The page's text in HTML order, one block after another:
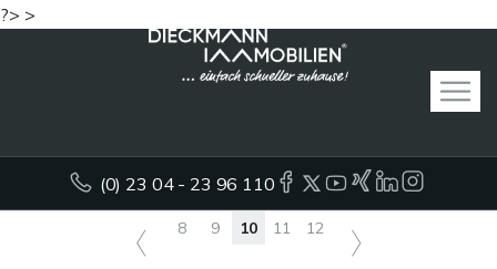
?> >
(0) 23 04 - 23 96 110
8 9 10 11 12